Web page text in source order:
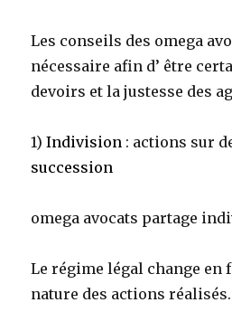
Les conseils des omega
nécessaire afin d’ être
devoirs et la justesse des
1)Indivision : actions sur
succession
omega avocats partage
Le régime légal change en
nature des actions réalisés.